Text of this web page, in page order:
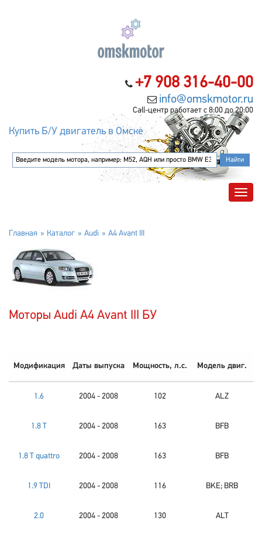
+7 908 316-40-00
info@omskmotor.ru
Call-центр работает с 8:00 до 20:00
Купить Б/У двигатель в Омске
Главная Каталог Audi A4 Avant III
Моторы Audi A4 Avant III БУ
Модификация Даты выпуска Мощность, л.с. Модель двиг.
1.6 2004 - 2008 102 ALZ
1.8 T 2004 - 2008 163 BFB
1.8 T quattro 2004 - 2008 163 BFB
1.9 TDI 2004 - 2008 116 BKE; BRB
2.0 2004 - 2008 130 ALT